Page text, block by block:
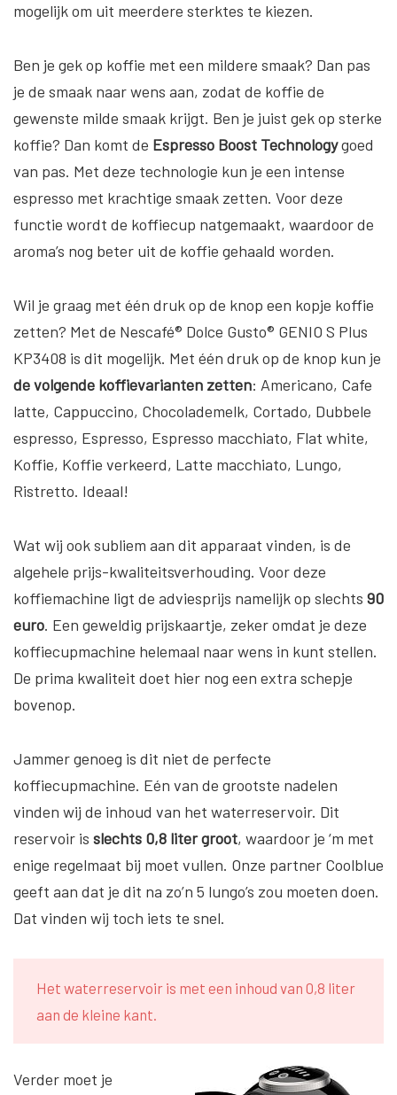
mogelijk om uit meerdere sterktes te kiezen.
Ben je gek op koffie met een mildere smaak? Dan pas
je de smaak naar wens aan, zodat de koffie de
gewenste milde smaak krijgt. Ben je juist gek op sterke
koffie? Dan komt de Espresso Boost Technologygoed
van pas. Met deze technologie kun je een intense
espresso met krachtige smaak zetten. Voor deze
functie wordt de koffiecup natgemaakt, waardoor de
aroma’s nog beter uit de koffie gehaald worden.
Wil je graag met één druk op de knop een kopje koffie
zetten? Met de Nescafé® Dolce Gusto® GENIO S Plus
KP3408 is dit mogelijk. Met één druk op de knop kun je
de volgende koffievarianten zetten: Americano, Cafe
latte, Cappuccino, Chocolademelk, Cortado, Dubbele
espresso, Espresso, Espresso macchiato, Flat white,
Koffie, Koffie verkeerd, Latte macchiato, Lungo,
Ristretto. Ideaal!
Wat wij ook subliem aan dit apparaat vinden, is de
algehele prijs-kwaliteitsverhouding. Voor deze
koffiemachine ligt de adviesprijs namelijk op slechts 90
euro. Een geweldig prijskaartje, zeker omdat je deze
koffiecupmachine helemaal naar wens in kunt stellen.
De prima kwaliteit doet hier nog een extra schepje
bovenop.
Jammer genoeg is dit niet de perfecte
koffiecupmachine. Eén van de grootste nadelen
vinden wij de inhoud van het waterreservoir. Dit
reservoir is slechts 0,8 liter groot, waardoor je ‘m met
enige regelmaat bij moet vullen. Onze partner Coolblue
geeft aan dat je dit na zo’n 5 lungo’s zou moeten doen.
Dat vinden wij toch iets te snel.
Het waterreservoir is met een inhoud van 0,8 liter
aan de kleine kant.
Verder moet je